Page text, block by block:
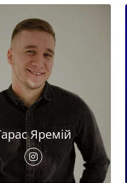
Яремій